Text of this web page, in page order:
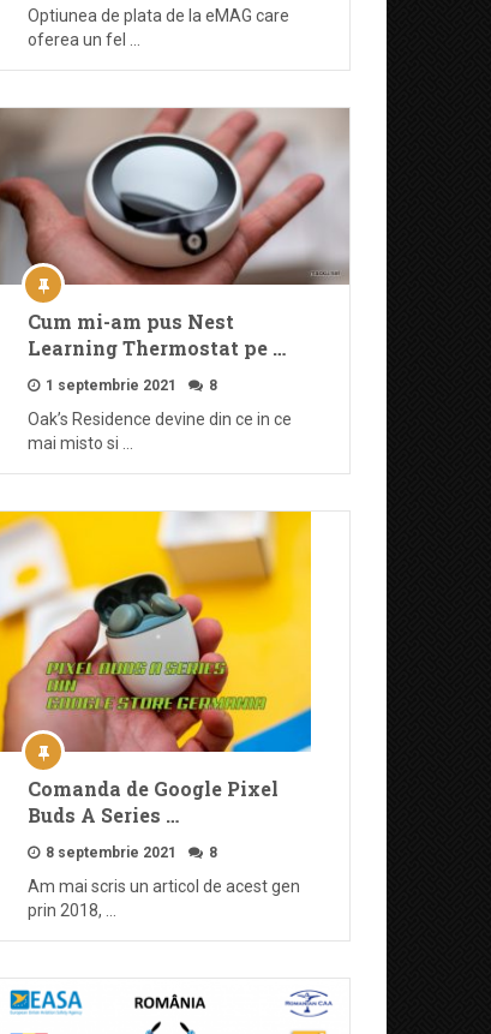
Optiunea de plata de la eMAG care
oferea un fel …
Cum mi-am pus Nest
Learning Thermostat pe …
1 septembrie 2021 8
Oak’s Residence devine din ce in ce
mai misto si …
Comanda de Google Pixel
Buds A Series …
8 septembrie 2021 8
Am mai scris un articol de acest gen
prin 2018, …